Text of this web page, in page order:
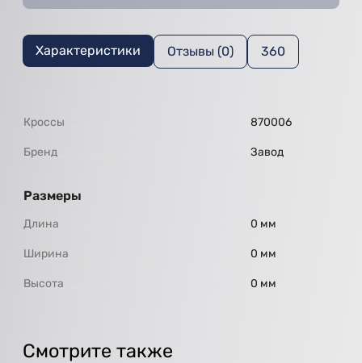
Характеристики Отзывы (0) 360
Кроссы 870006
Бренд Завод
Размеры
Длина 0 мм
Ширина 0 мм
Высота 0 мм
Смотрите также